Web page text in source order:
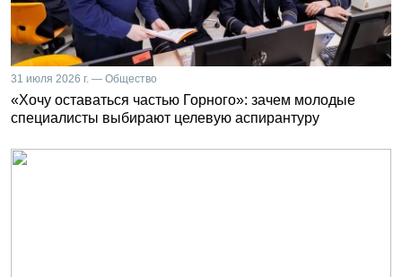
31 июля 2026 г. — Общество
«Хочу оставаться частью Горного»: зачем молодые
специалисты выбирают целевую аспирантуру